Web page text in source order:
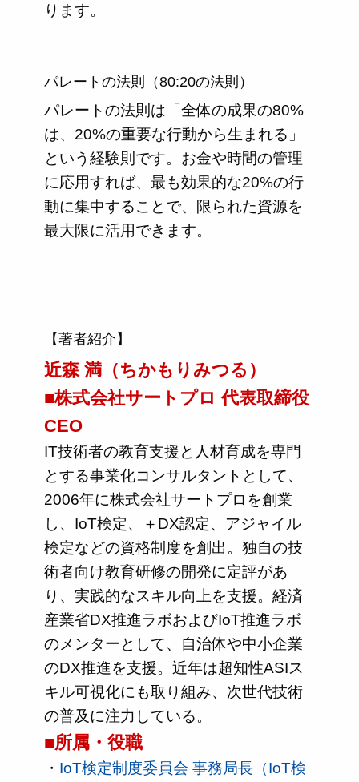
ります。
パレートの法則（80:20の法則）
パレートの法則は「全体の成果の80%
は、20%の重要な行動から生まれる」
という経験則です。お金や時間の管理
に応用すれば、最も効果的な20%の行
動に集中することで、限られた資源を
最大限に活用できます。
【著者紹介】
近森 満（ちかもりみつる）
■株式会社サートプロ 代表取締役
CEO
IT技術者の教育支援と人材育成を専門
とする事業化コンサルタントとして、
2006年に株式会社サートプロを創業
し、IoT検定、＋DX認定、アジャイル
検定などの資格制度を創出。独自の技
術者向け教育研修の開発に定評があ
り、実践的なスキル向上を支援。経済
産業省DX推進ラボおよびIoT推進ラボ
のメンターとして、自治体や中小企業
のDX推進を支援。近年は超知性ASIス
キル可視化にも取り組み、次世代技術
の普及に注力している。
■所属・役職
・ IoT検定制度委員会 事務局長（IoT検